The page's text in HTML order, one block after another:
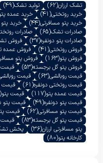
تشک ارزان(62) تولید تشک(49)
خرید روتختی(41) خرید عمده
خرید پتو مسافرتی(44) خرید پتو
صادرات تشک(65) صادرات
صادرات پتو دونفره(37) فروش
فروش روتختی(41) فروش
فروش پتو(163) فروش پتو
فروش پتو گل برجسته(53)
قیمت روبالشی(63) قیمت
قیمت روتختی دونفره(61) قیمت
قیمت عمده پتو(117) قیمت پتو(283)
قیمت پتو دونفره(49) قیمت پتو
قیمت پتو مسافرتی(62) قیمت
قیمت پتو گل برجسته(83) قیمت
پتو مسافرتی ارزان(36) پخش
کارخانه پتو(80)